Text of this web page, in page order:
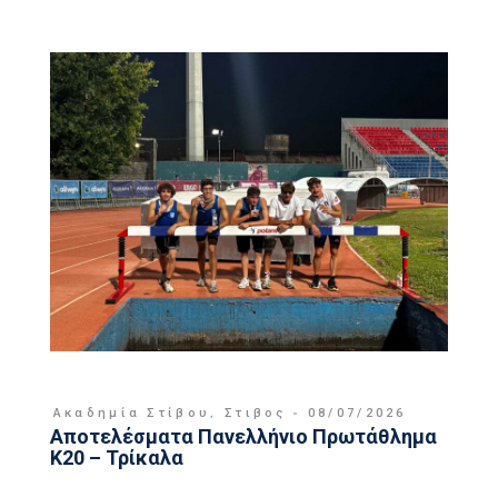
Ακαδημία Στίβου , Στιβος 08/07/2026
Αποτελέσματα Πανελλήνιο Πρωτάθλημα
Κ20 – Τρίκαλα